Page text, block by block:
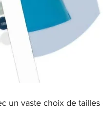
un vaste choix de